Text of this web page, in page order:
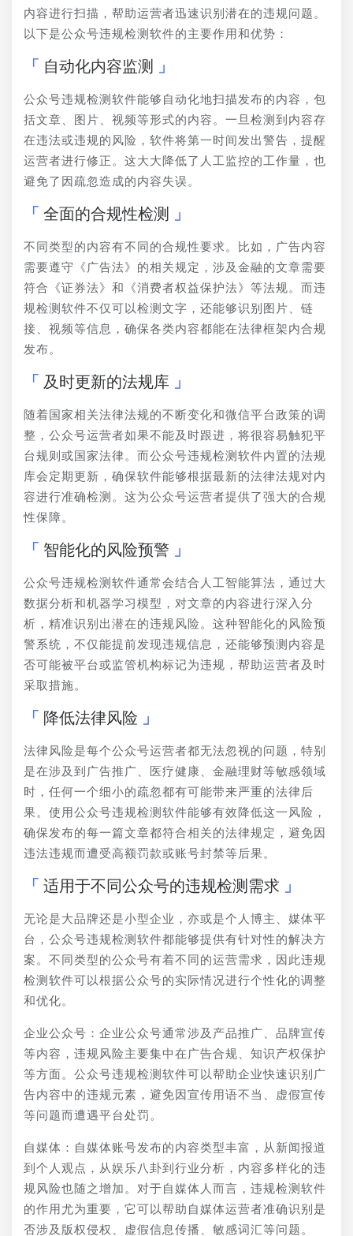
内容进行扫描，帮助运营者迅速识别潜在的违规问题。
以下是公众号违规检测软件的主要作用和优势：
自动化内容监测
公众号违规检测软件能够自动化地扫描发布的内容，包
括文章、图片、视频等形式的内容。一旦检测到内容存
在违法或违规的风险，软件将第一时间发出警告，提醒
运营者进行修正。这大大降低了人工监控的工作量，也
避免了因疏忽造成的内容失误。
全面的合规性检测
不同类型的内容有不同的合规性要求。比如，广告内容
需要遵守《广告法》的相关规定，涉及金融的文章需要
符合《证券法》和《消费者权益保护法》等法规。而违
规检测软件不仅可以检测文字，还能够识别图片、链
接、视频等信息，确保各类内容都能在法律框架内合规
发布。
及时更新的法规库
随着国家相关法律法规的不断变化和微信平台政策的调
整，公众号运营者如果不能及时跟进，将很容易触犯平
台规则或国家法律。而公众号违规检测软件内置的法规
库会定期更新，确保软件能够根据最新的法律法规对内
容进行准确检测。这为公众号运营者提供了强大的合规
性保障。
智能化的风险预警
公众号违规检测软件通常会结合人工智能算法，通过大
数据分析和机器学习模型，对文章的内容进行深入分
析，精准识别出潜在的违规风险。这种智能化的风险预
警系统，不仅能提前发现违规信息，还能够预测内容是
否可能被平台或监管机构标记为违规，帮助运营者及时
采取措施。
降低法律风险
法律风险是每个公众号运营者都无法忽视的问题，特别
是在涉及到广告推广、医疗健康、金融理财等敏感领域
时，任何一个细小的疏忽都有可能带来严重的法律后
果。使用公众号违规检测软件能够有效降低这一风险，
确保发布的每一篇文章都符合相关的法律规定，避免因
违法违规而遭受高额罚款或账号封禁等后果。
适用于不同公众号的违规检测需求
无论是大品牌还是小型企业，亦或是个人博主、媒体平
台，公众号违规检测软件都能够提供有针对性的解决方
案。不同类型的公众号有着不同的运营需求，因此违规
检测软件可以根据公众号的实际情况进行个性化的调整
和优化。
企业公众号：企业公众号通常涉及产品推广、品牌宣传
等内容，违规风险主要集中在广告合规、知识产权保护
等方面。公众号违规检测软件可以帮助企业快速识别广
告内容中的违规元素，避免因宣传用语不当、虚假宣传
等问题而遭遇平台处罚。
自媒体：自媒体账号发布的内容类型丰富，从新闻报道
到个人观点，从娱乐八卦到行业分析，内容多样化的违
规风险也随之增加。对于自媒体人而言，违规检测软件
的作用尤为重要，它可以帮助自媒体运营者准确识别是
否涉及版权侵权、虚假信息传播、敏感词汇等问题。